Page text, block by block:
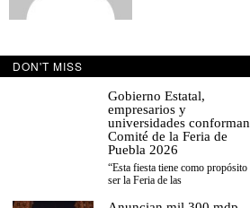
DON'T MISS
Gobierno Estatal,
empresarios y
universidades conforman
Comité de la Feria de
Puebla 2026
“Esta fiesta tiene como propósito
ser la Feria de las